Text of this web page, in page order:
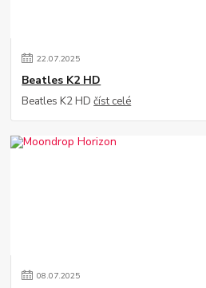
22.07.2025
Beatles K2 HD
Beatles K2 HDčíst celé
08.07.2025